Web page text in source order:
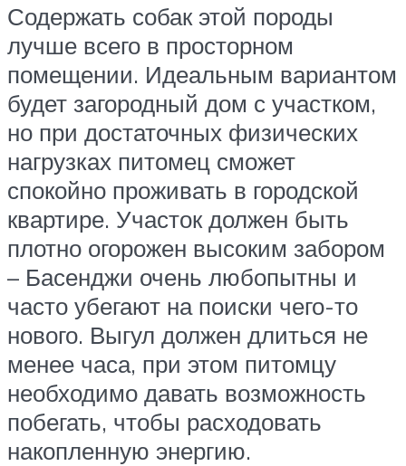
Содержать собак этой породы
лучше всего в просторном
помещении. Идеальным вариантом
будет загородный дом с участком,
но при достаточных физических
нагрузках питомец сможет
спокойно проживать в городской
квартире. Участок должен быть
плотно огорожен высоким забором
– Басенджи очень любопытны и
часто убегают на поиски чего-то
нового. Выгул должен длиться не
менее часа, при этом питомцу
необходимо давать возможность
побегать, чтобы расходовать
накопленную энергию.